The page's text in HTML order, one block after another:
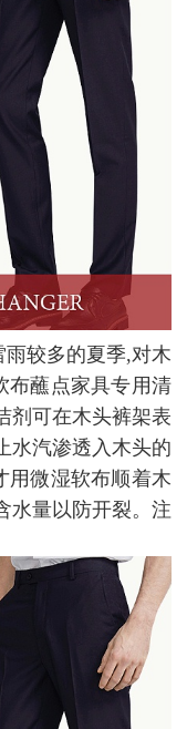
雨较多的夏季,对木
布蘸点家具专用清
剂可在木头裤架表
水汽渗透入木头的
用微湿软布顺着木
水量以防开裂。注